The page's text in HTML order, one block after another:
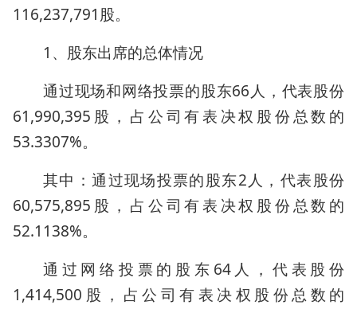
116,237,791股。
1、股东出席的总体情况
通过现场和网络投票的股东66人，代表股份
61,990,395股，占公司有表决权股份总数的
53.3307%。
其中：通过现场投票的股东2人，代表股份
60,575,895股，占公司有表决权股份总数的
52.1138%。
通过网络投票的股东64人，代表股份
1,414,500股，占公司有表决权股份总数的